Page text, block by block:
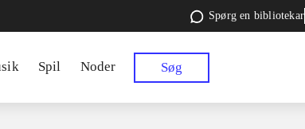
Spørg en bibliotekar
Spil Noder Søg